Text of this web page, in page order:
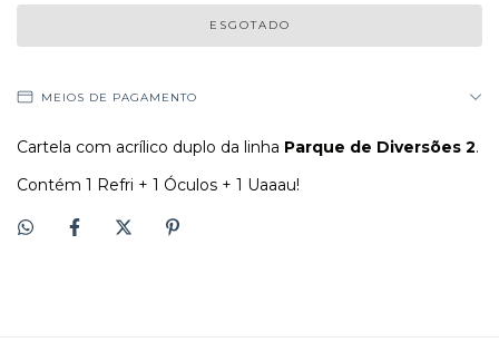
MEIOS DE PAGAMENTO
Cartela com acrílico duplo da linha Parque de Diversões 2.
Contém 1 Refri + 1 Óculos + 1 Uaaau!